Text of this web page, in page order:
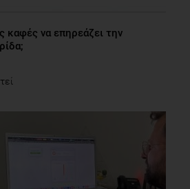
καφές να επηρεάζει την